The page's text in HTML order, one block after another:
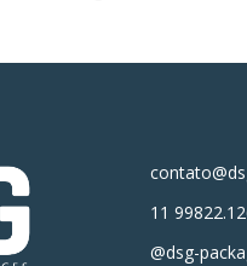
11
@dsg-